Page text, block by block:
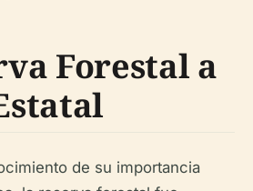
Forestal a
de su importancia